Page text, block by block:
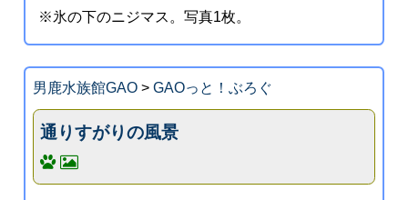
※氷の下のニジマス。写真1枚。
男鹿水族館GAO> GAOっと！ぶろぐ
通りすがりの風景